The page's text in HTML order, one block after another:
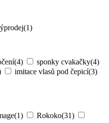
(1)
(4) sponky cvakačky(4)
imitace vlasů pod čepicí(3)
(1) Rokoko(31)